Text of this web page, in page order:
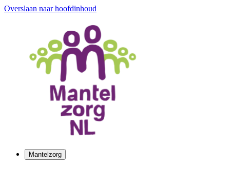
Overslaan naar hoofdinhoud
Mantelzorg